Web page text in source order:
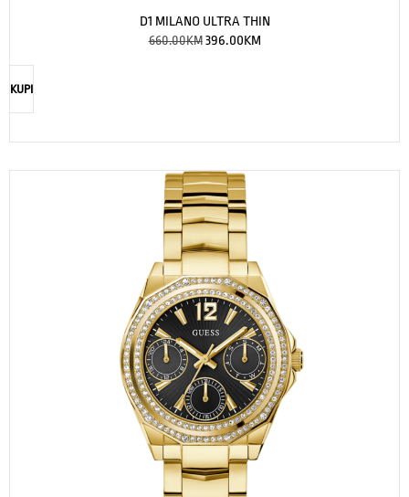
D1 MILANO ULTRA THIN
660.00KM 396.00KM
KUPI